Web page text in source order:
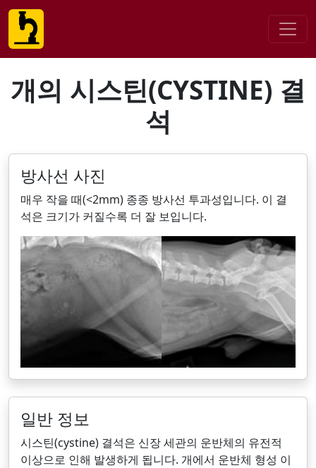
개의 시스틴(CYSTINE) 결
석
방사선 사진
매우 작을 때(<2mm) 종종 방사선 투과성입니다. 이 결
석은 크기가 커질수록 더 잘 보입니다.
일반 정보
시스틴(cystine) 결석은 신장 세관의 운반체의 유전적
이상으로 인해 발생하게 됩니다. 개에서 운반체 형성 이